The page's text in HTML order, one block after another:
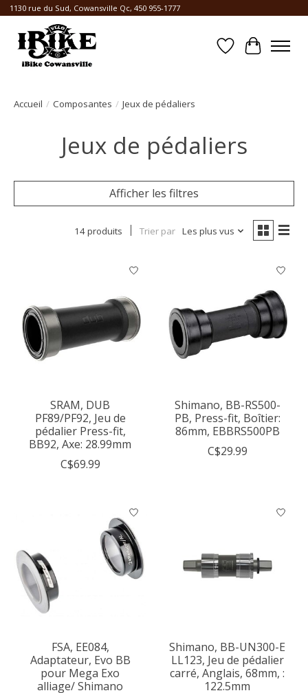
1130 rue du Sud, Cowansville Qc, 450 955-1777
Liste dePanier
Accueil / Composantes / Jeux de pédaliers
Jeux de pédaliers
Afficher les filtres
14 produits Trier par Les plus vus
SRAM, DUB
PF89/PF92, Jeu de
pédalier Press-fit,
BB92, Axe: 28.99mm
C$69.99
Shimano, BB-RS500-
PB, Press-fit, Boîtier:
86mm, EBBRS500PB
C$29.99
FSA, EE084,
Adaptateur, Evo BB
pour Mega Exo
alliage/ Shimano
Shimano, BB-UN300-E
LL123, Jeu de pédalier
carré, Anglais, 68mm, :
122.5mm